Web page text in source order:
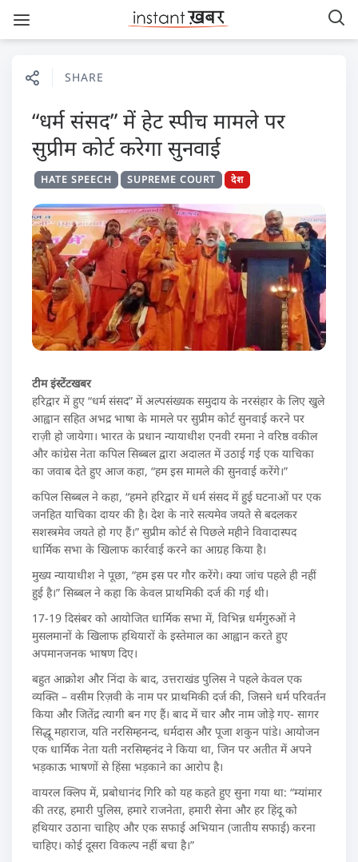
SHARE
“धर्म संसद” में हेट स्पीच मामले पर
सुप्रीम कोर्ट करेगा सुनवाई
HATE SPEECH SUPREME COURT देश
टीम इंस्टेंटखबर
हरिद्वार में हुए “धर्म संसद” में अल्पसंख्यक समुदाय के नरसंहार के लिए खुले
आह्वान सहित अभद्र भाषा के मामले पर सुप्रीम कोर्ट सुनवाई करने पर
राज़ी हो जायेगा। भारत के प्रधान न्यायाधीश एनवी रमना ने वरिष्ठ वकील
और कांग्रेस नेता कपिल सिब्बल द्वारा अदालत में उठाई गई एक याचिका
का जवाब देते हुए आज कहा, “हम इस मामले की सुनवाई करेंगे।”
कपिल सिब्बल ने कहा, “हमने हरिद्वार में धर्म संसद में हुई घटनाओं पर एक
जनहित याचिका दायर की है। देश के नारे सत्यमेव जयते से बदलकर
सशस्त्रमेव जयते हो गए हैं।” सुप्रीम कोर्ट से पिछले महीने विवादास्पद
धार्मिक सभा के खिलाफ कार्रवाई करने का आग्रह किया है।
मुख्य न्यायाधीश ने पूछा, “हम इस पर गौर करेंगे। क्या जांच पहले ही नहीं
हुई है।” सिब्बल ने कहा कि केवल प्राथमिकी दर्ज की गई थी।
17-19 दिसंबर को आयोजित धार्मिक सभा में, विभिन्न धर्मगुरुओं ने
मुसलमानों के खिलाफ हथियारों के इस्तेमाल का आह्वान करते हुए
अपमानजनक भाषण दिए।
बहुत आक्रोश और निंदा के बाद, उत्तराखंड पुलिस ने पहले केवल एक
व्यक्ति – वसीम रिज़वी के नाम पर प्राथमिकी दर्ज की, जिसने धर्म परिवर्तन
किया और जितेंद्र त्यागी बन गए हैं। बाद में चार और नाम जोड़े गए- सागर
सिद्धू महाराज, यति नरसिम्हनन्द, धर्मदास और पूजा शकुन पांडे। आयोजन
एक धार्मिक नेता यती नरसिम्हनंद ने किया था, जिन पर अतीत में अपने
भड़काऊ भाषणों से हिंसा भड़काने का आरोप है।
वायरल क्लिप में, प्रबोधानंद गिरि को यह कहते हुए सुना गया था: “म्यांमार
की तरह, हमारी पुलिस, हमारे राजनेता, हमारी सेना और हर हिंदू को
हथियार उठाना चाहिए और एक सफाई अभियान (जातीय सफाई) करना
चाहिए। कोई दूसरा विकल्प नहीं बचा है।”